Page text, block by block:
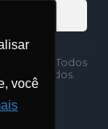
você
Tech. Todos
reservados.